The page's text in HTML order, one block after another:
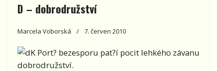
D – dobrodružství
Marcela Voborská 7. červen 2010
K Port? bezesporu pat?í pocit lehkého závanu
dobrodružství.